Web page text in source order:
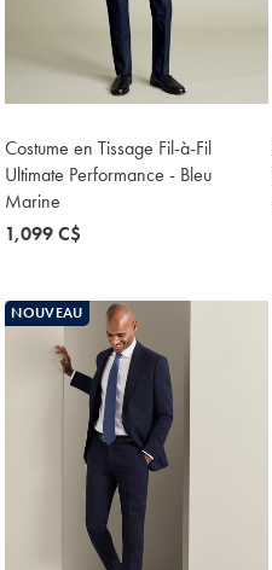
Costume en Tissage Fil-à-Fil
Ultimate Performance - Bleu
Marine
now
1,099 C$
NOUVEAU